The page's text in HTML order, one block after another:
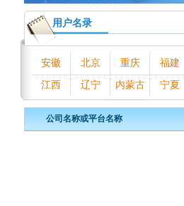
用户名录
安徽 北京 重庆 福建
江西 辽宁 内蒙古 宁夏
公司名称或平台名称